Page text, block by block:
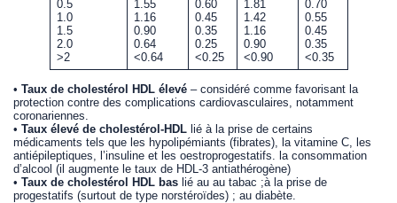
0.5
1.0
1.5
2.0
>2
1.55
1.16
0.90
0.64
<0.64
0.60
0.45
0.35
0.25
<0.25
1.81
1.42
1.16
0.90
<0.90
0.70
0.55
0.45
0.35
<0.35
•Taux de cholestérol HDL élevé – considéré comme favorisant la
protection contre des complications cardiovasculaires, notamment
coronariennes.
•Taux élevé de cholestérol-HDLlié à la prise de certains
médicaments tels que les hypolipémiants (fibrates), la vitamine C, les
antiépileptiques, l’insuline et les oestroprogestatifs. la consommation
d’alcool (il augmente le taux de HDL-3 antiathérogène)
•Taux de cholestérol HDL bas lié au au tabac ;à la prise de
progestatifs (surtout de type norstéroïdes) ; au diabète.